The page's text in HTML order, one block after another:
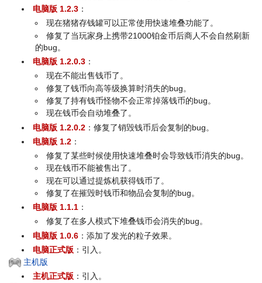
电脑版 1.2.3 ：
现在猪猪存钱罐可以正常使用快速堆叠功能了。
修复了当玩家身上携带21000铂金币后商人不会自然刷新
的bug。
电脑版 1.2.0.3 ：
现在不能出售钱币了。
修复了钱币向高等级换算时消失的bug。
修复了持有钱币怪物不会正常掉落钱币的bug。
现在钱币会自动堆叠了。
电脑版 1.2.0.2 ：修复了销毁钱币后会复制的bug。
电脑版 1.2 ：
修复了某些时候使用快速堆叠时会导致钱币消失的bug。
现在钱币不能被售出了。
现在可以通过提炼机获得钱币了。
修复了在摧毁时钱币和物品会复制的bug。
电脑版 1.1.1 ：
修复了在多人模式下堆叠钱币会消失的bug。
电脑版 1.0.6 ：添加了发光的粒子效果。
电脑正式版 ：引入。
主机版
主机正式版 ：引入。